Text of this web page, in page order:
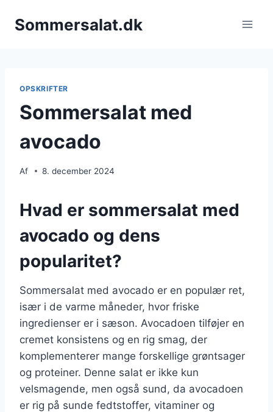
Sommersalat.dk
OPSKRIFTER
Sommersalat med
avocado
Af 8. december 2024
Hvad er sommersalat med
avocado og dens
popularitet?
Sommersalat med avocado er en populær ret,
især i de varme måneder, hvor friske
ingredienser er i sæson. Avocadoen tilføjer en
cremet konsistens og en rig smag, der
komplementerer mange forskellige grøntsager
og proteiner. Denne salat er ikke kun
velsmagende, men også sund, da avocadoen
er rig på sunde fedtstoffer, vitaminer og